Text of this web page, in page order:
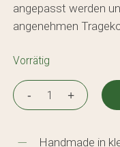
angepasst werden
angenehmen
Vorrätig
Handmade in